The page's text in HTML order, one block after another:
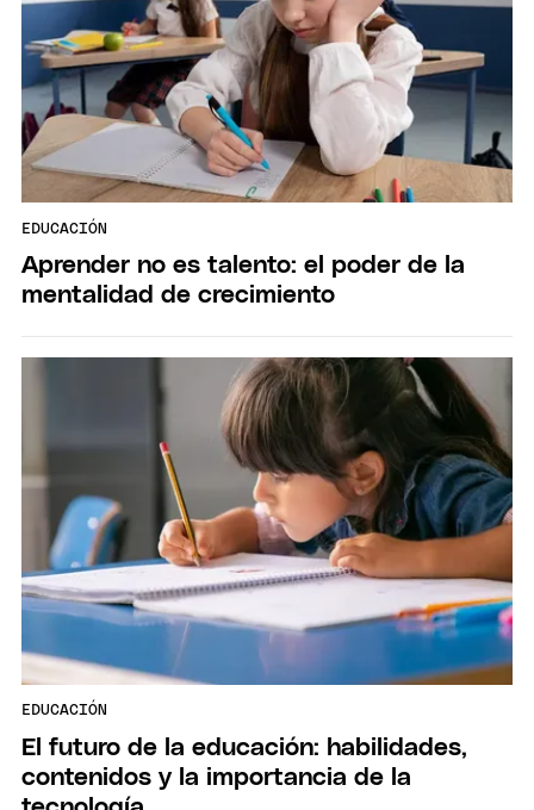
EDUCACIÓN
Aprender no es talento: el poder de la
mentalidad de crecimiento
EDUCACIÓN
El futuro de la educación: habilidades,
contenidos y la importancia de la